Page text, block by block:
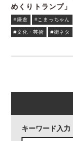
めくりトランプ」
#鎌倉 #こまっちゃん
#文化・芸術 #街ネタ
キーワード入力